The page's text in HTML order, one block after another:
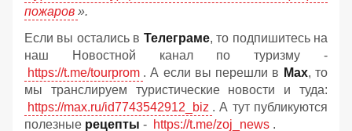
пожаров ».
Если вы остались в Телеграме, то подпишитесь на
наш Новостной канал по туризму -
https://t.me/tourprom . А если вы перешли в Мах, то
мы транслируем туристические новости и туда:
https://max.ru/id7743542912_biz . А тут публикуются
полезные рецепты - https://t.me/zoj_news .